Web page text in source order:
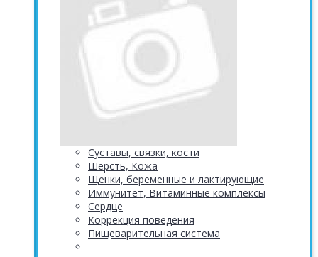
Суставы, связки, кости
Шерсть, Кожа
Щенки, беременные и лактирующие
Иммунитет, Витаминные комплексы
Сердце
Коррекция поведения
Пищеварительная система